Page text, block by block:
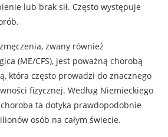
lub brak sił. Często występuje
zwany również
(ME/CFS), jest poważną chorobą
która często prowadzi do znacznego
fizycznej. Według Niemieckiego
choroba ta dotyka prawdopodobnie
osób na całym świecie.